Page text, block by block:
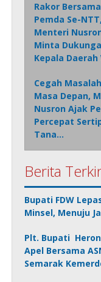
Rakor Bersama
Pemda Se-NTT,
Menteri
Minta
Kepala
Cegah
Masa Depan,
Nusron Ajak
Percepat
Tana…
Berita
Bupati FDW
Minsel, Menuju
Plt. Bupati
Apel Bersama
Semarak